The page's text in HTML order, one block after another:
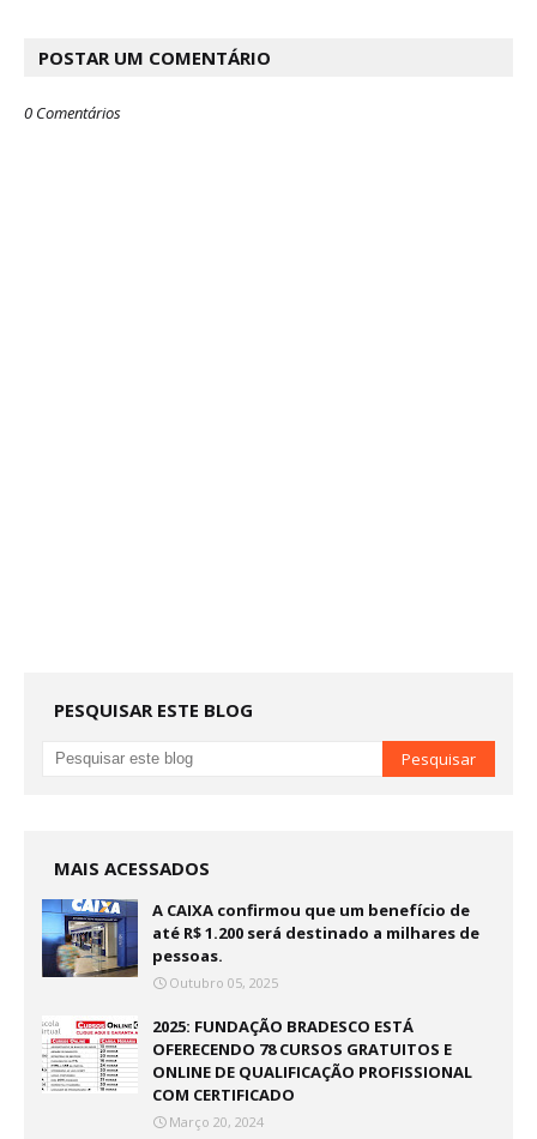
POSTAR UM COMENTÁRIO
0 Comentários
PESQUISAR ESTE BLOG
MAIS ACESSADOS
A CAIXA confirmou que um benefício de
até R$ 1.200 será destinado a milhares de
pessoas.
Outubro 05, 2025
2025: FUNDAÇÃO BRADESCO ESTÁ
OFERECENDO 78 CURSOS GRATUITOS E
ONLINE DE QUALIFICAÇÃO PROFISSIONAL
COM CERTIFICADO
Março 20, 2024